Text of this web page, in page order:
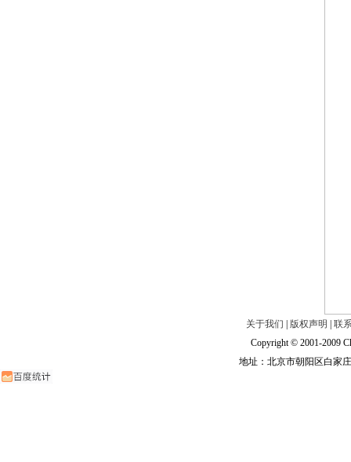
关于我们 版权声明
联
Copyright © 2001-2009
地址：北京市朝阳区白家